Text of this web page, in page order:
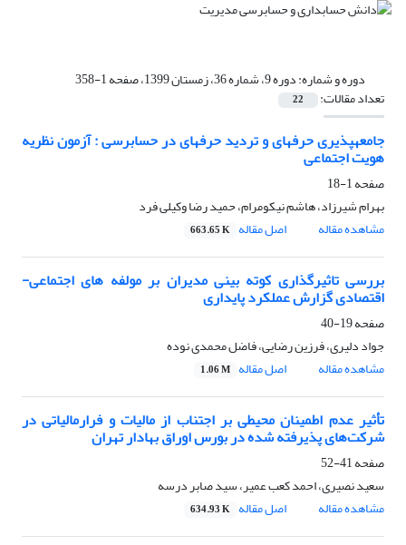
دوره و شماره:دوره 9، شماره 36، زمستان 1399، صفحه 1-358
تعداد مقالات: 22
جامعه‎پذیری حرفه‏ای و تردید حرفه‏ای در حسابرسی : آزمون نظریه
هویت اجتماعی
صفحه1-18
بهرام شیرزاد، هاشم نیکومرام، حمید رضا وکیلی فرد
مشاهده مقاله
اصل مقاله 663.65 K
بررسی تاثیرگذاری کوته بینی مدیران بر مولفه های اجتماعی-
اقتصادی گزارش عملکرد پایداری
صفحه19-40
جواد دلیری، فرزین رضایی، فاضل محمدی نوده
مشاهده مقاله
اصل مقاله 1.06 M
تأثیر عدم اطمینان محیطی بر اجتناب از مالیات و فرارمالیاتی در
شرکت‌های پذیرفته شده در بورس اوراق بهادار تهران
صفحه41-52
سعید نصیری، احمد کعب عمیر، سید صابر درسه
مشاهده مقاله
اصل مقاله 634.93 K